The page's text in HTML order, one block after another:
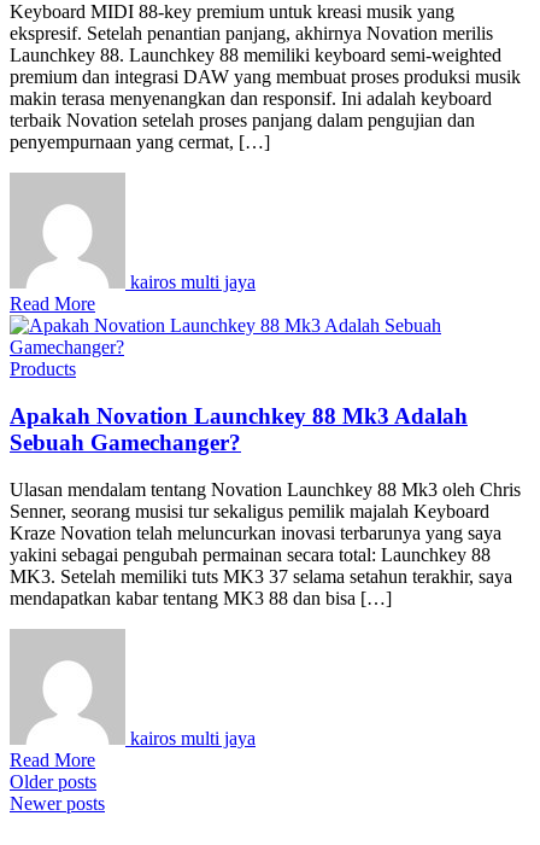
Keyboard MIDI 88-key premium untuk kreasi musik yang
ekspresif. Setelah penantian panjang, akhirnya Novation merilis
Launchkey 88. Launchkey 88 memiliki keyboard semi-weighted
premium dan integrasi DAW yang membuat proses produksi musik
makin terasa menyenangkan dan responsif. Ini adalah keyboard
terbaik Novation setelah proses panjang dalam pengujian dan
penyempurnaan yang cermat, […]
kairos multi jaya
Read More
Products
Apakah Novation Launchkey 88 Mk3 Adalah
Sebuah Gamechanger?
Ulasan mendalam tentang Novation Launchkey 88 Mk3 oleh Chris
Senner, seorang musisi tur sekaligus pemilik majalah Keyboard
Kraze Novation telah meluncurkan inovasi terbarunya yang saya
yakini sebagai pengubah permainan secara total: Launchkey 88
MK3. Setelah memiliki tuts MK3 37 selama setahun terakhir, saya
mendapatkan kabar tentang MK3 88 dan bisa […]
kairos multi jaya
Read More
Older posts
Newer posts